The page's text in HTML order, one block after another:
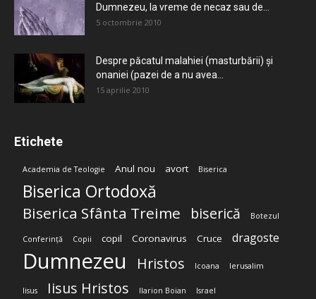
Dumnezeu, la vreme de necaz sau de...
5 octombrie 2010
Despre păcatul malahiei (masturbării) şi
onaniei (pazei de a nu avea...
15 aprilie 2010
Etichete
Academia de Teologie Anul nou avort Biserica
Biserica Ortodoxă
Biserica Sfânta Treime biserică Botezul
Conferință Copii copil Coronavirus Cruce dragoste
Dumnezeu Hristos Icoana Ierusalim
Iisus Iisus Hristos Ilarion Boian Israel